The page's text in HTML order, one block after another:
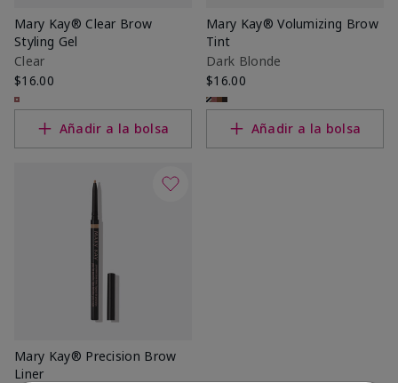
Mary Kay® Clear Brow
Styling Gel
Clear
$16.00
Añadir a la bolsa
Mary Kay® Volumizing Brow
Tint
Dark Blonde
$16.00
Añadir a la bolsa
Mary Kay® Precision Brow
Liner